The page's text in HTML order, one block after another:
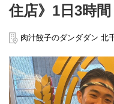
住店》1日3時
肉汁餃子のダンダダン 北